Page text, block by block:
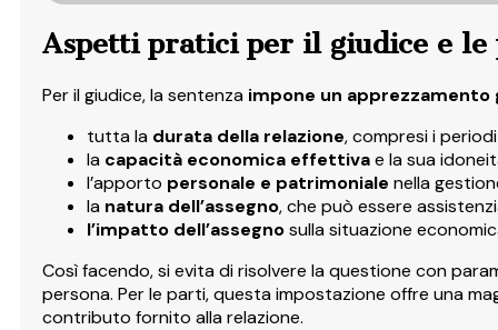
Aspetti pratici per il giudice e le
Per il giudice, la sentenza impone un apprezzamento
tutta la durata della relazione, compresi i
la capacità economica effettivae la sua
l’apporto personale e patrimoniale nella
la natura dell’assegno, che può essere
l’impatto dell’assegnosulla situazione
Così facendo, si evita di risolvere la questione con
persona. Per le parti, questa impostazione offre una
contributo fornito alla relazione.